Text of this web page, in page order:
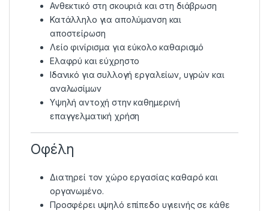
Ανθεκτικό στη σκουριά και στη διάβρωση
Κατάλληλο για απολύμανση και
αποστείρωση
Λείο φινίρισμα για εύκολο καθαρισμό
Ελαφρύ και εύχρηστο
Ιδανικό για συλλογή εργαλείων, υγρών και
αναλωσίμων
Υψηλή αντοχή στην καθημερινή
επαγγελματική χρήση
Οφέλη
Διατηρεί τον χώρο εργασίας καθαρό και
οργανωμένο.
Προσφέρει υψηλό επίπεδο υγιεινής σε κάθε